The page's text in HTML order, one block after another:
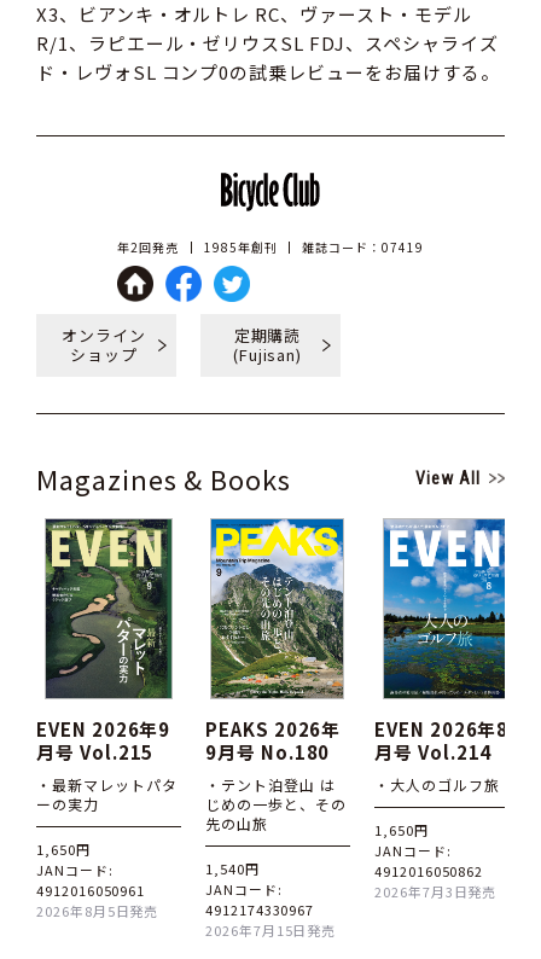
X3、ビアンキ・オルトレ RC、ヴァースト・モデル
R/1、ラピエール・ゼリウスSL FDJ、スペシャライズ
ド・レヴォSL コンプ0の試乗レビューをお届けする。
年2回発売 1985年創刊 雑誌コード：07419
オンライン
ショップ
定期購読
(Fujisan)
Magazines & Books View All
EVEN 2026年9
月号 Vol.215
・最新マレットパタ
ーの実力
1,650円
JANコード:
4912016050961
2026年8月5日発売
PEAKS 2026年
9月号 No.180
・テント泊登山 は
じめの一歩と、その
先の山旅
1,540円
JANコード:
4912174330967
2026年7月15日発売
EVEN 2026年8
月号 Vol.214
・大人のゴルフ旅
1,650円
JANコード:
4912016050862
2026年7月3日発売